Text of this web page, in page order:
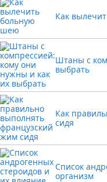
Как
Штаны с
выбрать
Как
сидя
Список
организм